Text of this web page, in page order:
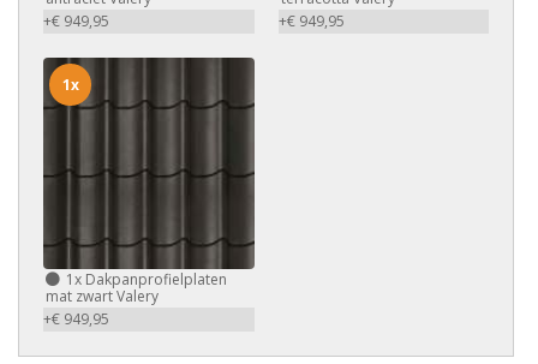
+€ 949,95
+€ 949,95
1x Dakpanprofielplaten
mat zwart Valery
+€ 949,95
1x